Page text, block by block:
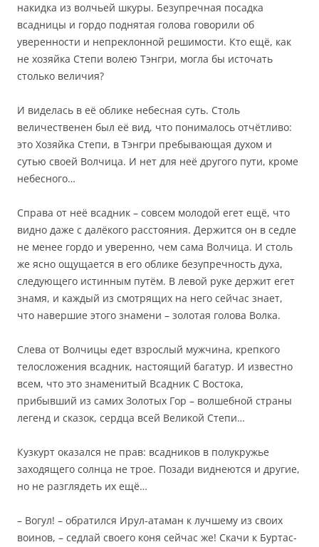
накидка из волчьей шкуры. Безупречная посадка
всадницы и гордо поднятая голова говорили об
уверенности и непреклонной решимости. Кто ещё, как
не хозяйка Степи волею Тэнгри, могла бы источать
столько величия?
И виделась в её облике небесная суть. Столь
величественен был её вид, что понималось отчётливо:
это Хозяйка Степи, в Тэнгри пребывающая духом и
сутью своей Волчица. И нет для неё другого пути, кроме
небесного…
Справа от неё всадник – совсем молодой егет ещё, что
видно даже с далёкого расстояния. Держится он в седле
не менее гордо и уверенно, чем сама Волчица. И столь
же ясно ощущается в его облике безупречность духа,
следующего истинным путём. В левой руке держит егет
знамя, и каждый из смотрящих на него сейчас знает,
что навершие этого знамени – золотая голова Волка.
Слева от Волчицы едет взрослый мужчина, крепкого
телосложения всадник, настоящий багатур. И известно
всем, что это знаменитый Всадник С Востока,
прибывший из самих Золотых Гор – волшебной страны
легенд и сказок, сердца всей Великой Степи…
Кузкурт оказался не прав: всадников в полукружье
заходящего солнца не трое. Позади виднеются и другие,
но не разглядеть их ещё…
– Вогул! – обратился Ирул-атаман к лучшему из своих
воинов, – седлай своего коня сейчас же! Скачи к Буртас-